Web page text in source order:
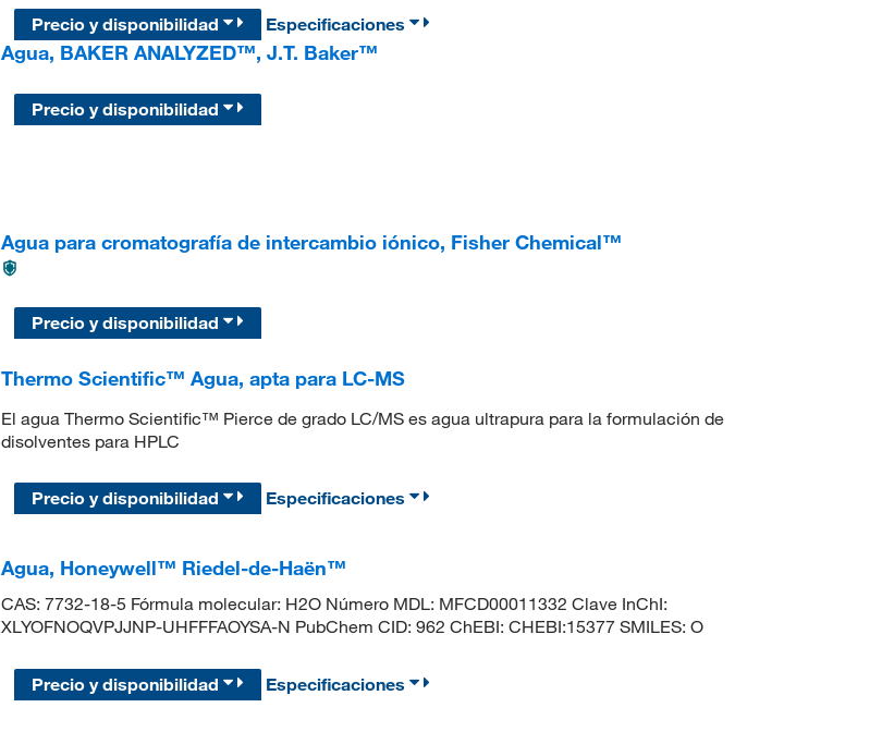
Precio y disponibilidad
Especificaciones
Agua, BAKER ANALYZED™, J.T. Baker™
Precio y disponibilidad
Agua para cromatografía de intercambio iónico, Fisher Chemical™
Precio y disponibilidad
Thermo Scientific™ Agua, apta para LC-MS
El agua Thermo Scientific™ Pierce de grado LC/MS es agua ultrapura para la formulación de
disolventes para HPLC
Precio y disponibilidad Especificaciones
Agua, Honeywell™ Riedel-de-Haën™
CAS: 7732-18-5 Fórmula molecular: H2O Número MDL: MFCD00011332 Clave InChI:
XLYOFNOQVPJJNP-UHFFFAOYSA-N PubChem CID: 962 ChEBI: CHEBI:15377 SMILES: O
Precio y disponibilidad Especificaciones